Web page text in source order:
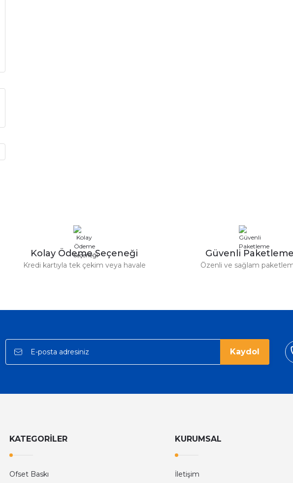
Kolay Ödeme Seçeneği
Kredi kartıyla tek çekim veya havale
Güvenli Paketleme
Özenli ve sağlam
Kaydol
KATEGORİLER
Ofset Baskı
KURUMSAL
İletişim